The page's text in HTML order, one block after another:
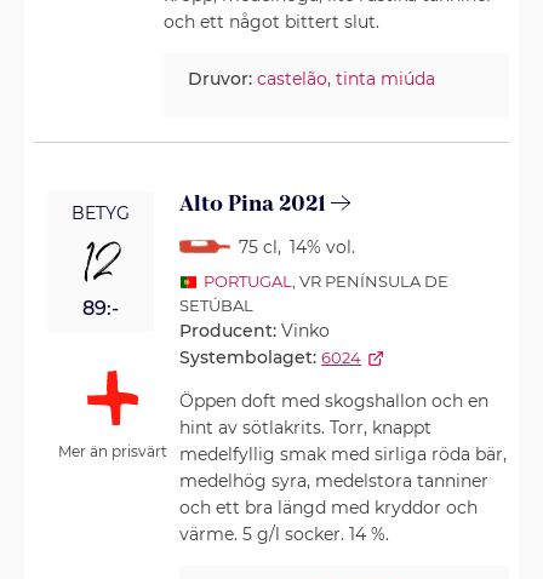
och ett något bittert slut.
Druvor: castelão,tinta miúda
BETYG
12
89:-
Mer än prisvärt
Alto Pina 2021
75 cl, 14% vol.
PORTUGAL
, VR PENÍNSULA DE
SETÚBAL
Producent:Vinko
Systembolaget: 6024
Öppen doft med skogshallon och en
hint av sötlakrits. Torr, knappt
medelfyllig smak med sirliga röda bär,
medelhög syra, medelstora tanniner
och ett bra längd med kryddor och
värme. 5 g/l socker. 14 %.